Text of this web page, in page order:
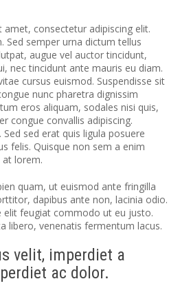
consectetur adipiscing elit.
Sed semper urna dictum tellus
augue vel auctor tincidunt,
nec tincidunt ante mauris eu diam.
cursus euismod. Suspendisse sit
nunc pharetra dignissim
eros aliquam, sodales nisi quis,
congue convallis adipiscing.
sed erat quis ligula posuere
felis. Quisque non sem a enim
at lorem.
quam, ut euismod ante fringilla
dapibus ante non, lacinia odio.
elit feugiat commodo ut eu justo.
libero, venenatis fermentum lacus.
velit, imperdiet a
ac dolor.